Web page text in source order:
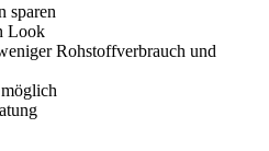
sparen
Look
Rohstoffverbrauch und